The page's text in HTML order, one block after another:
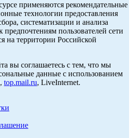
применяются рекомендательные
технологии предоставления
систематизации и анализа
предпочтениям пользователей сети
на территории Российской
вы соглашаетесь с тем, что мы
данные с использованием
top.mail.ru, LiveInternet.